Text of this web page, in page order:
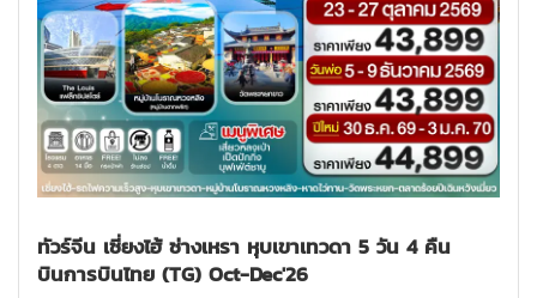
ทัวร์จีน เซี่ยงไฮ้ ซ่างเหรา หุบเขาเทวดา 5 วัน 4 คืน
บินการบินไทย (TG) Oct-Dec'26